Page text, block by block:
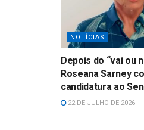
NOTÍCIAS
Depois do “vai ou
Roseana Sarney
candidatura ao
22 DE JULHO DE 2026